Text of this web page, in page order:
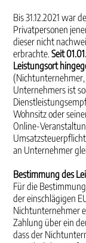
Bis 31.12.2021 war
Privatpersonen
dieser nicht
erbrachte.Seit
Leistungsort
(Nichtunternehmer,
Unternehmers ist
Wohnsitz oder
Online-
an Unternehmer
Bestimmung des
Für die
der einschlägigen
Nichtunternehmer
Zahlung über ein
dass der